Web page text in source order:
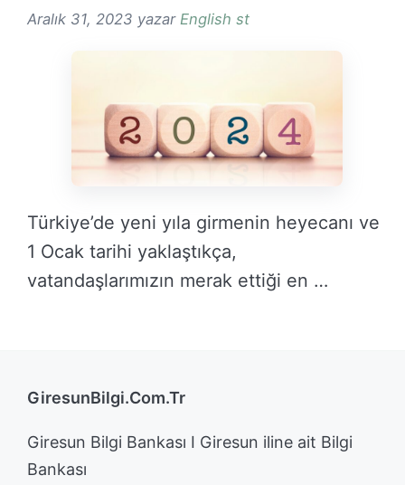
Aralık 31, 2023 yazar English st
Türkiye’de yeni yıla girmenin heyecanı ve
1 Ocak tarihi yaklaştıkça,
vatandaşlarımızın merak ettiği en …
GiresunBilgi.Com.Tr
Giresun Bilgi Bankası I Giresun iline ait Bilgi
Bankası